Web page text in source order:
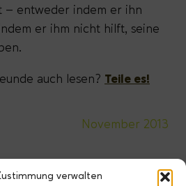
verwalten
– entweder indem er ihn
er ihm nicht hilft, seine
auch lesen? Teile es!
November 2013